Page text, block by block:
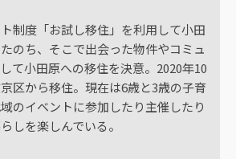
制度「お試し移住」を利用して小田
のち、そこで出会った物件やコミュ
て小田原への移住を決意。2020年10
区から移住。現在は6歳と3歳の子育
のイベントに参加したり主催したり
しを楽しんでいる。